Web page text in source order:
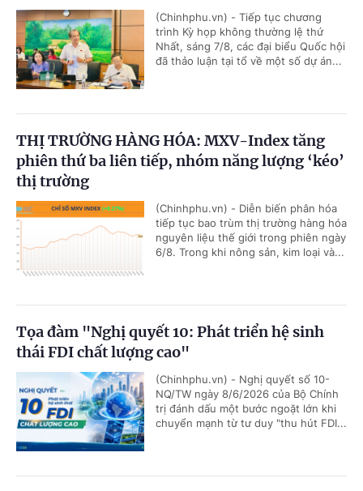
(Chinhphu.vn) - Tiếp tục chương
trình Kỳ họp không thường lệ thứ
Nhất, sáng 7/8, các đại biểu Quốc hội
đã thảo luận tại tổ về một số dự án...
THỊ TRƯỜNG HÀNG HÓA: MXV-Index tăng
phiên thứ ba liên tiếp, nhóm năng lượng ‘kéo’
thị trường
(Chinhphu.vn) - Diễn biến phân hóa
tiếp tục bao trùm thị trường hàng hóa
nguyên liệu thế giới trong phiên ngày
6/8. Trong khi nông sản, kim loại và...
Tọa đàm "Nghị quyết 10: Phát triển hệ sinh
thái FDI chất lượng cao"
(Chinhphu.vn) - Nghị quyết số 10-
NQ/TW ngày 8/6/2026 của Bộ Chính
trị đánh dấu một bước ngoặt lớn khi
chuyển mạnh từ tư duy "thu hút FDI...